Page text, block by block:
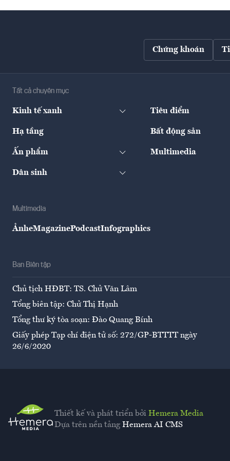
Chứng khoán
Tất cả chuyên mục
Kinh tế xanh Tiêu điểm
Hạ tầng Bất động sản
Ấn phẩm Multimedia
Dân sinh
Multimedia
ẢnheMagazinePodcastInfographics
Ban Biên tập
Chủ tịch HĐBT: TS. Chử Văn Lâm
Tổng biên tập: Chử Thị Hạnh
Tổng thư ký tòa soạn: Đào Quang Bính
Giấy phép Tạp chí điện tử số: 272/GP-BTTTT ngày
26/6/2020
Thiết kế và phát triển bởi Hemera Media
Dựa trên nền tảng Hemera AI CMS